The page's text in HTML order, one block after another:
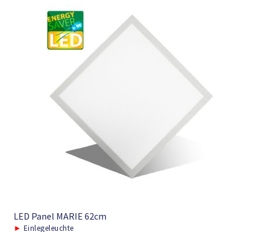
LED Panel MARIE 62cm
► Einlegeleuchte